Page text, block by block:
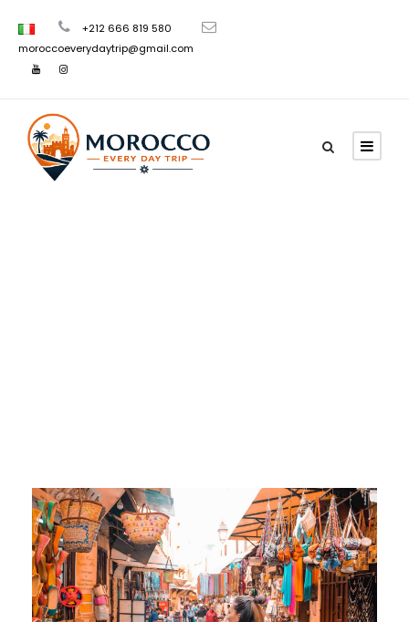
+212 666 819 580
moroccoeverydaytrip@gmail.com